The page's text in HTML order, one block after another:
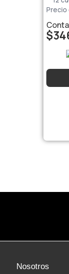
Precio
$
Nosotros